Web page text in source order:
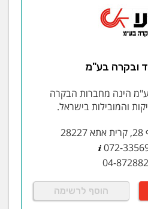
ובקרה בע"מ
הינה מחברות הבקרה
והמובילות בישראל.
072-
04-
הוסף לרשימה